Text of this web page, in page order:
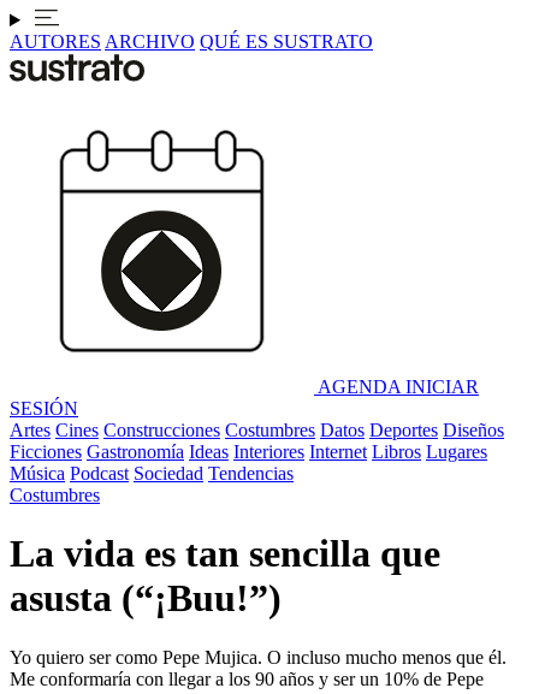
AUTORES ARCHIVO QUÉ ES SUSTRATO
AGENDA INICIAR
SESIÓN
Artes Cines Construcciones Costumbres Datos Deportes Diseños
Ficciones Gastronomía Ideas Interiores Internet Libros Lugares
Música Podcast Sociedad Tendencias
Costumbres
La vida es tan sencilla que
asusta (“¡Buu!”)
Yo quiero ser como Pepe Mujica. O incluso mucho menos que él.
Me conformaría con llegar a los 90 años y ser un 10% de Pepe